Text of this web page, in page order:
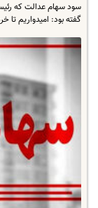
سود سهام عدالت که
گفته بود: امیدواریم تا